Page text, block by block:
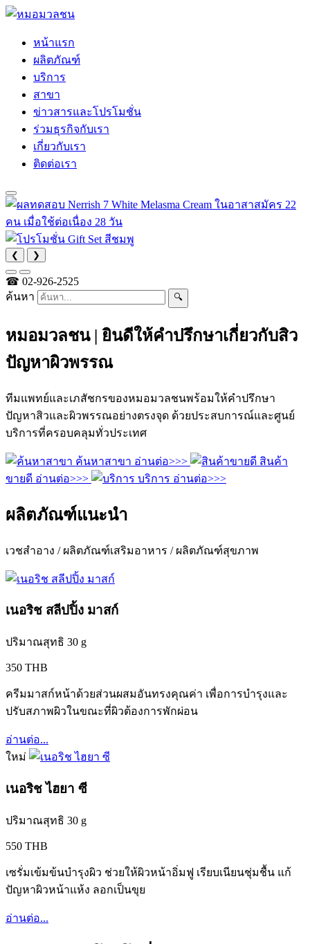
หน้าแรก
ผลิตภัณฑ์
บริการ
สาขา
ข่าวสารและโปรโมชั่น
ร่วมธุรกิจกับเรา
เกี่ยวกับเรา
ติดต่อเรา
❮ ❯
☎ 02-926-2525
ค้นหา
🔍
หมอมวลชน | ยินดีให้คำปรึกษาเกี่ยวกับสิว
ปัญหาผิวพรรณ
ทีมแพทย์และเภสัชกรของหมอมวลชนพร้อมให้คำปรึกษา
ปัญหาสิวและผิวพรรณอย่างตรงจุด ด้วยประสบการณ์และศูนย์
บริการที่ครอบคลุมทั่วประเทศ
ค้นหาสาขา อ่านต่อ>>>
สินค้า
ขายดี อ่านต่อ>>> บริการ อ่านต่อ>>>
ผลิตภัณฑ์แนะนำ
เวชสำอาง / ผลิตภัณฑ์เสริมอาหาร / ผลิตภัณฑ์สุขภาพ
เนอริช สลีปปิ้ง มาสก์
ปริมาณสุทธิ 30 g
350 THB
ครีมมาสก์หน้าด้วยส่วนผสมอันทรงคุณค่า เพื่อการบำรุงและ
ปรับสภาพผิวในขณะที่ผิวต้องการพักผ่อน
อ่านต่อ...
ใหม่
เนอริช ไฮยา ซี
ปริมาณสุทธิ 30 g
550 THB
เซรั่มเข้มข้นบำรุงผิว ช่วยให้ผิวหน้าอิ่มฟู เรียบเนียนชุ่มชื้น แก้
ปัญหาผิวหน้าแห้ง ลอกเป็นขุย
อ่านต่อ...